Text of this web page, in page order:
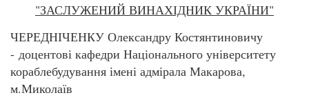
"ЗАСЛУЖЕНИЙ ВИНАХІДНИК УКРАЇНИ"
ЧЕРЕДНІЧЕНКУ Олександру Костянтиновичу
- доцентові кафедри Національного університету
кораблебудування імені адмірала Макарова,
м.Миколаїв